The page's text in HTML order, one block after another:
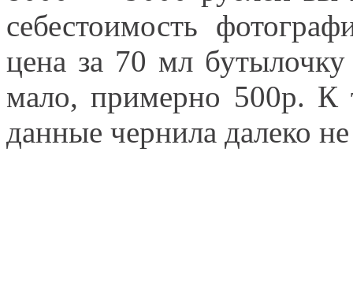
себестоимость
цена за 70 мл
мало, примерно 500р. К
данные чернила далеко